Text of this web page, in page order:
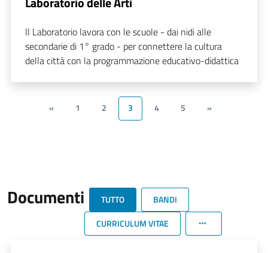
Il Laboratorio lavora con le scuole - dai nidi alle
secondarie di 1° grado - per connettere la cultura
della città con la programmazione educativo-didattica
« 1 2 3 4 5 »
Documenti TUTTO
BANDI
CURRICULUM VITAE